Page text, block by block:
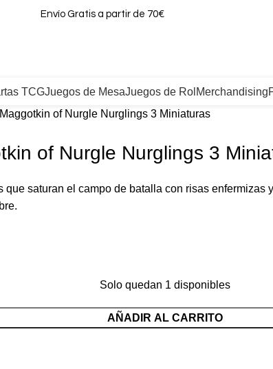
Envío Gratis a partir de 70€
TCGJuegos de MesaJuegos de Rol Merchandising
of Nurgle Nurglings 3 Miniaturas
of Nurgle Nurglings 3
saturan el campo de batalla con risas
Solo quedan 1 disponibles
AÑADIR AL CARRITO